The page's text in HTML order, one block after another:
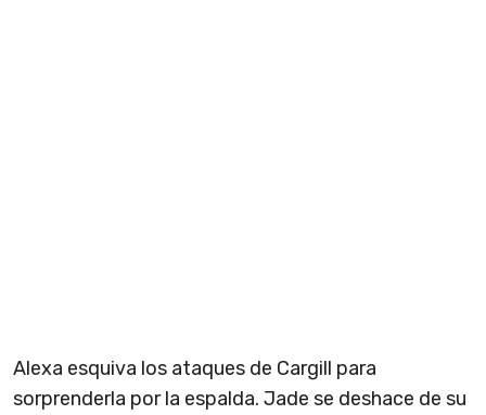
Alexa esquiva los ataques de Cargill para
sorprenderla por la espalda. Jade se deshace de su